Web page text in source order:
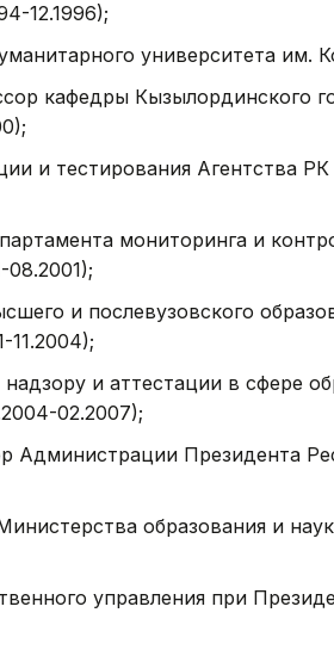
12.1996);
университета им.
кафедры Кызылординского
и тестирования Агентства
мониторинга и
08.2001);
и послевузовского
11.2004);
и аттестации в сфере
02.2007);
Администрации Президента
образования и
управления при